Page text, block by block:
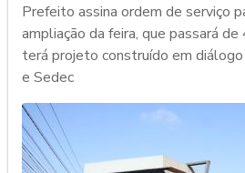
Prefeito assina ordem de serviço
ampliação da feira, que passará
terá projeto construído em
e Sedec